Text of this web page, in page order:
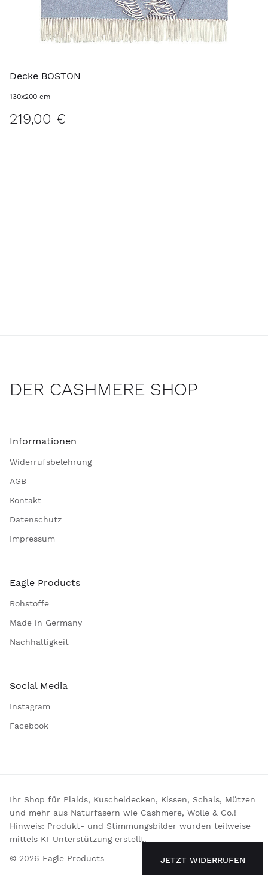
JETZT WIDERRUFEN
Decke BOSTON
130x200 cm
219,00 €
DER CASHMERE SHOP
Informationen
Widerrufsbelehrung
AGB
Kontakt
Datenschutz
Impressum
Eagle Products
Rohstoffe
Made in Germany
Nachhaltigkeit
Social Media
Instagram
Facebook
Ihr Shop für Plaids, Kuscheldecken, Kissen, Schals, Mützen
und mehr aus Naturfasern wie Cashmere, Wolle & Co.!
Hinweis: Produkt- und Stimmungsbilder wurden teilweise
mittels KI-Unterstützung erstellt.
© 2026 Eagle Products